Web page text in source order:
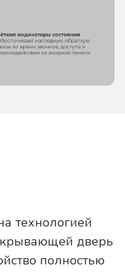
технологией
дверь
полностью